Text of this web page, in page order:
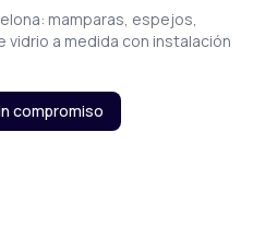
mamparas, espejos,
vidrio a medida con instalación
compromiso